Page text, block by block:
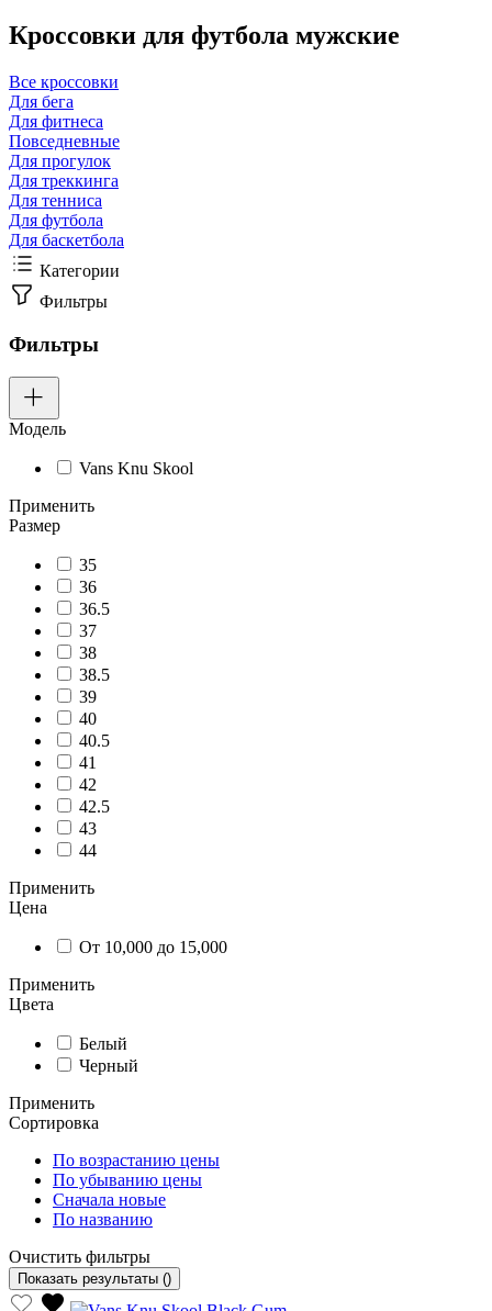
Кроссовки для футбола мужские
Все кроссовки
Для бега
Для фитнеса
Повседневные
Для прогулок
Для треккинга
Для тенниса
Для футбола
Для баскетбола
Категории
Фильтры
Фильтры
Модель
Vans Knu Skool
Применить
Размер
35
36
36.5
37
38
38.5
39
40
40.5
41
42
42.5
43
44
Применить
Цена
От 10,000 до 15,000
Применить
Цвета
Белый
Черный
Применить
Сортировка
По возрастанию цены
По убыванию цены
Сначала новые
По названию
Очистить фильтры
Показать результаты ()